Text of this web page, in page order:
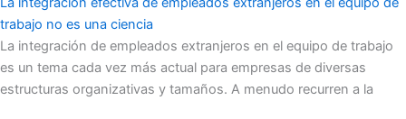
trabajo no es una ciencia
La integración de empleados extranjeros en el equipo de trabajo
es un tema cada vez más actual para empresas de diversas
estructuras organizativas y tamaños. A menudo recurren a la